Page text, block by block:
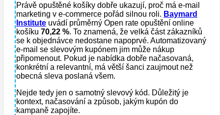
Právě opuštěné košíky dobře ukazují, proč má e-mail
marketing v e-commerce pořád silnou roli. Baymard
Institute uvádí průměrný Open rate opuštění online
košíku 70,22 %. To znamená, že velká část zákazníků
se k objednávce nedostane napoprvé. Automatizovaný
e-mail se slevovým kupónem jim může nákup
připomenout. Pokud je nabídka dobře načasovaná,
konkrétní a relevantní, má větší šanci zaujmout než
obecná sleva poslaná všem.
Nejde tedy jen o samotný slevový kód. Důležitý je
kontext, načasování a způsob, jakým kupón do
kampaně zapojíte.